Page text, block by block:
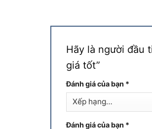
Hãy là người đầu
giá tốt”
Đánh giá của bạn *
Đánh giá của bạn *